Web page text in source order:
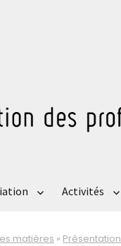
Activités
matières » Présentation